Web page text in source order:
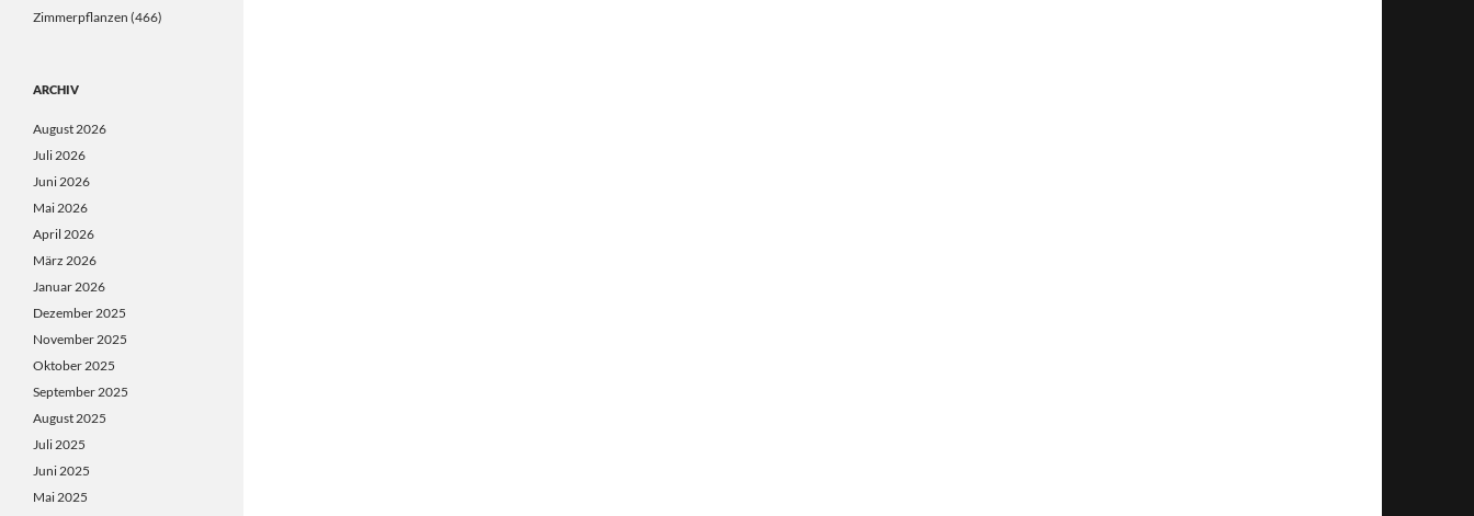
Zimmerpflanzen (466)
ARCHIV
August 2026
Juli 2026
Juni 2026
Mai 2026
April 2026
März 2026
Januar 2026
Dezember 2025
November 2025
Oktober 2025
September 2025
August 2025
Juli 2025
Juni 2025
Mai 2025